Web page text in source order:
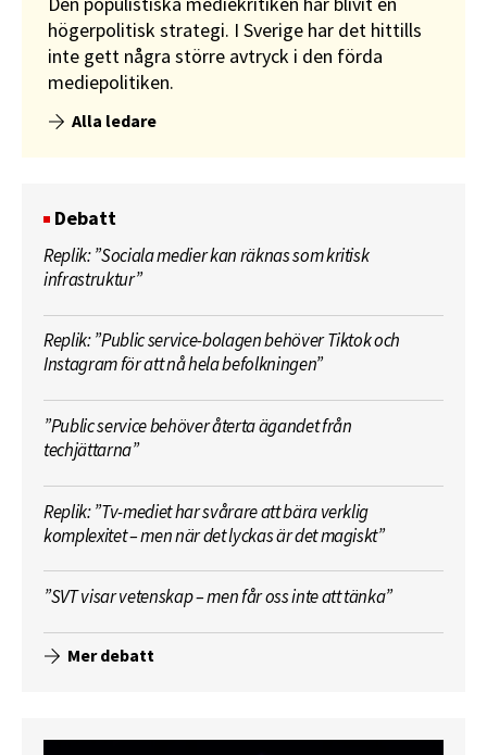
Den populistiska mediekritiken har blivit en
högerpolitisk strategi. I Sverige har det hittills
inte gett några större avtryck i den förda
mediepolitiken.
Alla ledare
Debatt
Replik: ”Sociala medier kan räknas som kritisk
infrastruktur”
Replik: ”Public service-bolagen behöver Tiktok och
Instagram för att nå hela befolkningen”
”Public service behöver återta ägandet från
techjättarna”
Replik: ”Tv-mediet har svårare att bära verklig
komplexitet – men när det lyckas är det magiskt”
”SVT visar vetenskap – men får oss inte att tänka”
Mer debatt